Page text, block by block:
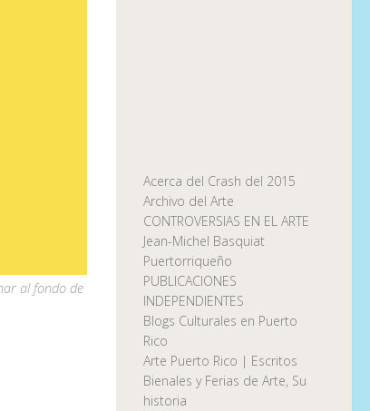
al fondo de
Acerca del Crash del 2015
Archivo del Arte
CONTROVERSIAS EN EL ARTE
Jean-Michel Basquiat
Puertorriqueño
PUBLICACIONES
INDEPENDIENTES
Blogs Culturales en Puerto
Rico
Arte Puerto Rico | Escritos
Bienales y Ferias de Arte, Su
historia